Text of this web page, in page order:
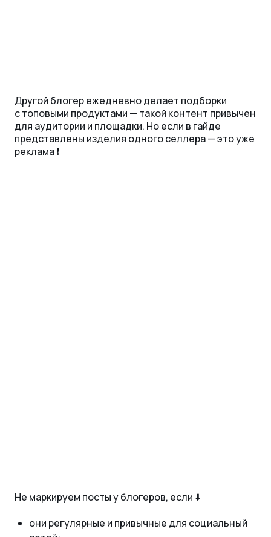
Другой блогер ежедневно делает подборки
с топовыми продуктами — такой контент привычен
для аудитории и площадки. Но если в гайде
представлены изделия одного селлера — это уже
реклама ❗
Не маркируем посты у блогеров, если ⬇️
они регулярные и привычные для социальный